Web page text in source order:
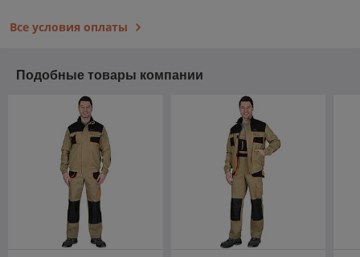
Все условия оплаты
Подобные товары компании